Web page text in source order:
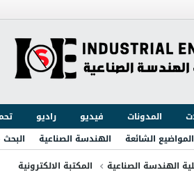
المدونات فيديو راديو
المواضيع الشائعة الهندسة الصناعية
الهندسة الصناعية المكتبة الالكترونية